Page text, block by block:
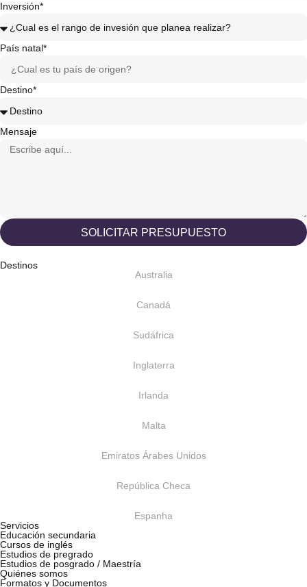
Inversión*
País natal*
Destino*
Mensaje
SOLICITAR PRESUPUESTO
Destinos
Australia
Canadá
Sudáfrica
Inglaterra
Irlanda
Malta
Emiratos Árabes Unidos
República Checa
Espanha
Servicios
Educación secundaria
Cursos de inglés
Estudios de pregrado
Estudios de posgrado / Maestría
Quiénes somos
Formatos y Documentos